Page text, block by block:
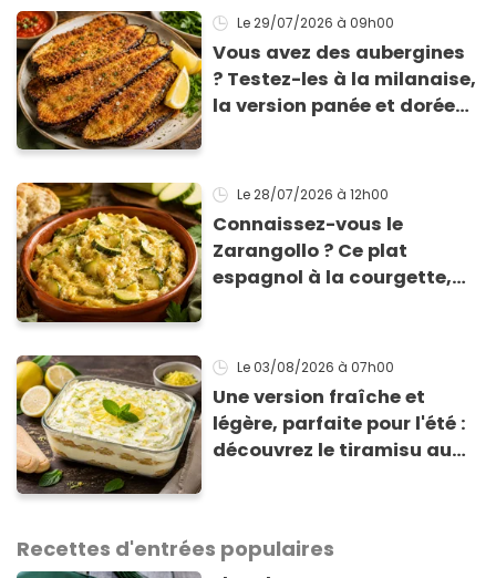
Le 29/07/2026 à 09h00
Vous avez des aubergines
? Testez-les à la milanaise,
la version panée et dorée
Le 28/07/2026 à 12h00
Connaissez-vous le
Zarangollo ? Ce plat
espagnol à la courgette,
Le 03/08/2026 à 07h00
Une version fraîche et
légère, parfaite pour l'été :
découvrez le tiramisu au
Recettes d'entrées populaires